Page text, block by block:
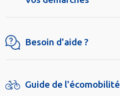
Besoin d'aide ?
Guide de l'écomobilité